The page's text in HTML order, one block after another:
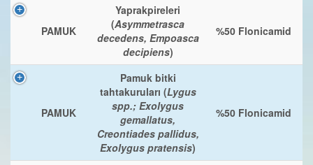
PAMUK
Yaprakpireleri
(Asymmetrasca
decedens, Empoasca
decipiens)
%50 Flonicamid
PAMUK
Pamuk bitki
tahtakuruları (Lygus
spp.; Exolygus
gemallatus,
Creontiades pallidus,
Exolygus pratensis)
%50 Flonicamid